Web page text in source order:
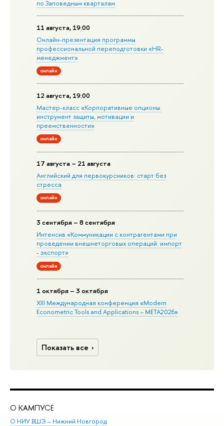
по Заповедным кварталам
11 августа, 19:00
Онлайн-презентация программы
профессиональной переподготовки «HR-
менеджмент»
онлайн
12 августа, 19:00
Мастер-класс «Корпоративные опционы:
инструмент защиты, мотивации и
преемственности»
онлайн
17 августа – 21 августа
Английский для первокурсников: старт без
стресса
онлайн
3 сентября – 8 сентября
Интенсив «Коммуникации с контрагентами при
проведении внешнеторговых операций: импорт
- экспорт»
онлайн
1 октября – 3 октября
XIII Международная конференция «Modern
Econometric Tools and Applications – META2026»
Показать все
О КАМПУСЕ
О НИУ ВШЭ – Нижний Новгород